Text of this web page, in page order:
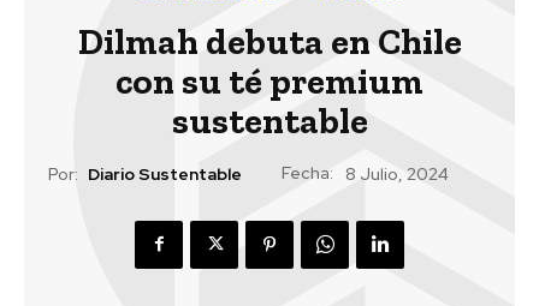
Dilmah debuta en Chile
con su té premium
sustentable
Por: Diario Sustentable Fecha: 8 Julio, 2024